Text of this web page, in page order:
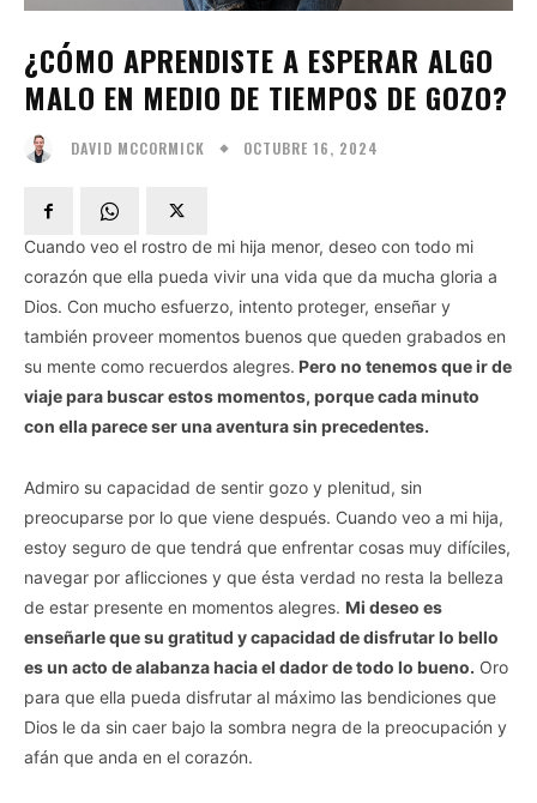
¿CÓMO APRENDISTE A ESPERAR ALGO
MALO EN MEDIO DE TIEMPOS DE GOZO?
DAVID MCCORMICK OCTUBRE 16, 2024
Cuando veo el rostro de mi hija menor, deseo con todo mi
corazón que ella pueda vivir una vida que da mucha gloria a
Dios. Con mucho esfuerzo, intento proteger, enseñar y
también proveer momentos buenos que queden grabados en
su mente como recuerdos alegres. Pero no tenemos que ir de
viaje para buscar estos momentos, porque cada minuto
con ella parece ser una aventura sin precedentes.
Admiro su capacidad de sentir gozo y plenitud, sin
preocuparse por lo que viene después. Cuando veo a mi hija,
estoy seguro de que tendrá que enfrentar cosas muy difíciles,
navegar por aflicciones y que ésta verdad no resta la belleza
de estar presente en momentos alegres. Mi deseo es
enseñarle que su gratitud y capacidad de disfrutar lo bello
es un acto de alabanza hacia el dador de todo lo bueno. Oro
para que ella pueda disfrutar al máximo las bendiciones que
Dios le da sin caer bajo la sombra negra de la preocupación y
afán que anda en el corazón.